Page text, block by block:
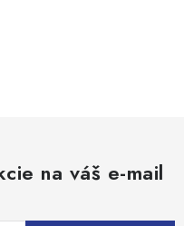
na váš e-mail